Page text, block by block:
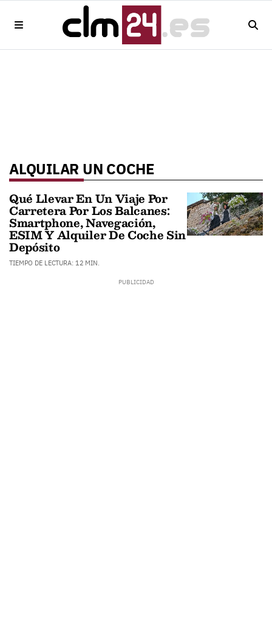
ALQUILAR UN COCHE
Qué Llevar En Un Viaje Por
Carretera Por Los Balcanes:
Smartphone, Navegación,
ESIM Y Alquiler De Coche Sin
Depósito
TIEMPO DE LECTURA: 12 MIN.